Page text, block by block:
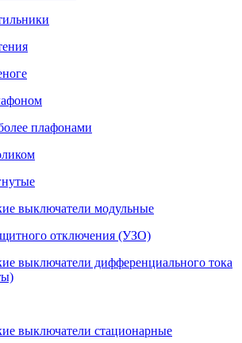
плафонами
выключатели модульные
отключения (УЗО)
выключатели дифференциального тока
выключатели стационарные